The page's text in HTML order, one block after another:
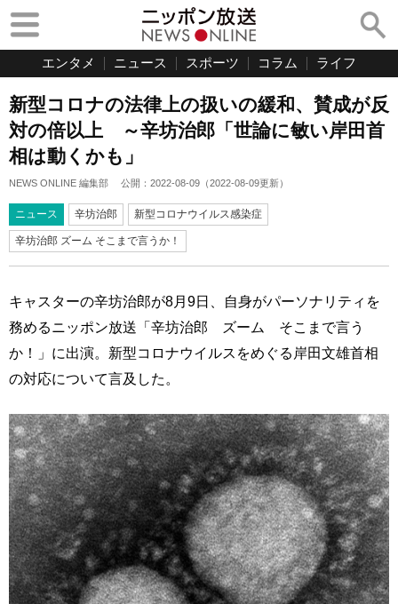
エンタメ ニュース スポーツ コラム ライフ
新型コロナの法律上の扱いの緩和、賛成が反
対の倍以上 ～辛坊治郎「世論に敏い岸田首
相は動くかも」
NEWS ONLINE 編集部 公開： 2022-08-09 （2022-08-09更新）
ニュース 辛坊治郎 新型コロナウイルス感染症
辛坊治郎 ズーム そこまで言うか！
キャスターの辛坊治郎が8月9日、自身がパーソナリティを
務めるニッポン放送「辛坊治郎 ズーム そこまで言う
か！」に出演。新型コロナウイルスをめぐる岸田文雄首相
の対応について言及した。